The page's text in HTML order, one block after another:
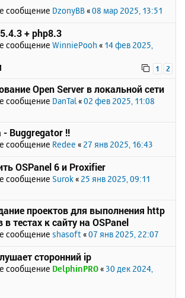
сообщение DzonyBB «08 мар 2025, 13:51
+ php8.3
сообщение WinniePooh « 14 фев 2025,
1 2
Open Server в локальной сети
сообщение DanTal «02 фев 2025, 11:08
- Buggregator !!
сообщение Redee « 27 янв 2025, 16:43
OSPanel 6 и Proxifier
сообщение Surok « 25 янв 2025, 09:11
проектов для выполнения http
в тестах к сайту на OSPanel
сообщение shasoft «07 янв 2025, 22:07
сторонний ip
сообщение DelphinPRO « 30 дек 2024,